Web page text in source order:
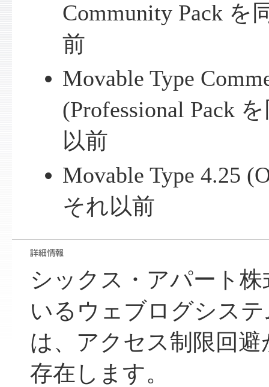
Community Pack を
前
Movable Type
(Professional Pack
以前
Movable Type 4.25
それ以前
シックス・アパート
いるウェブログシステ
は、アクセス制限回
存在します。